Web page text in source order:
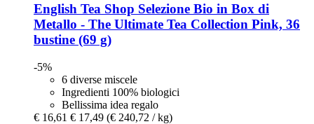
English Tea Shop Selezione Bio in Box di
Metallo -​ The Ultimate Tea Collection Pink, 36
bustine (69 g)
-5%
6 diverse miscele
Ingredienti 100% biologici
Bellissima idea regalo
€ 16,61 € 17,49 (€ 240,72 / kg)